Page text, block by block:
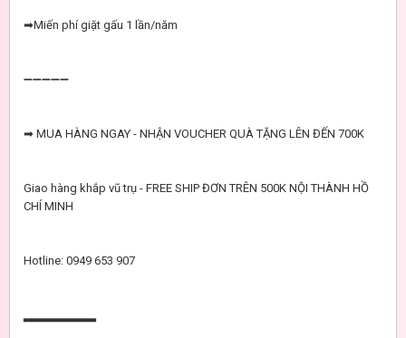
➡Miến phí giặt gấu 1 lần/năm
➖➖➖➖➖
➡ MUA HÀNG NGAY - NHẬN VOUCHER QUÀ TẶNG LÊN ĐẾN 700K
Giao hàng khắp vũ trụ - FREE SHIP ĐƠN TRÊN 500K NỘI THÀNH HỒ
CHÍ MINH
Hotline: 0949 653 907
▂▂▂▂▂▂▂▂